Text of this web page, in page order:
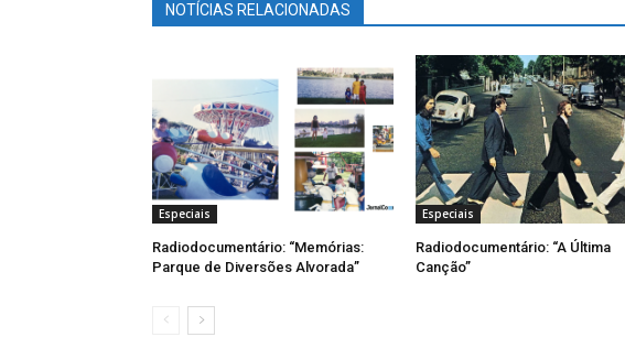
NOTÍCIAS RELACIONADAS
Especiais
Radiodocumentário: “Memórias:
Parque de Diversões Alvorada”
Especiais
Radiodocumentário: “A Última
Canção”